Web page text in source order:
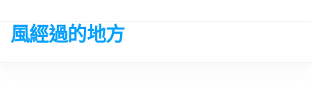
the
風經過的地方